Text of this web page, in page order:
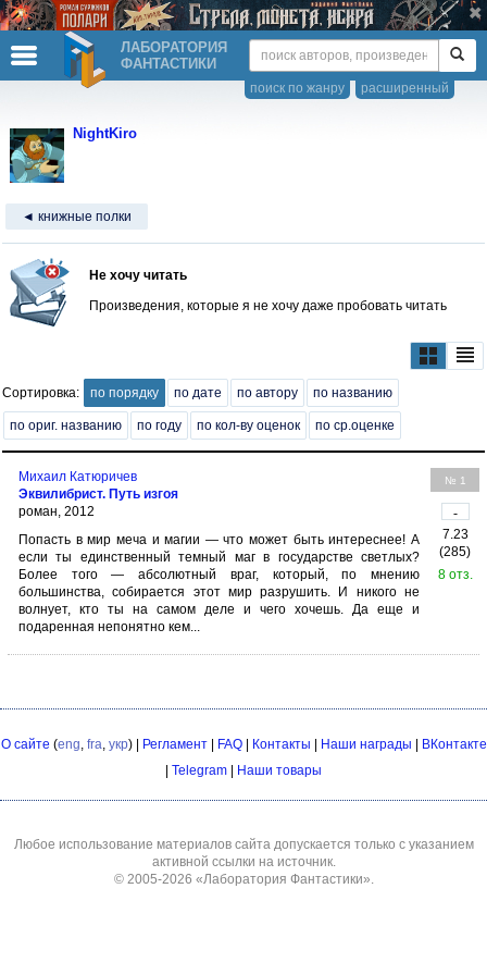
ЛАБОРАТОРИЯ
ФАНТАСТИКИ
расширенный
поиск по жанру
NightKiro
◄ книжные полки
Не хочу читать
Произведения, которые я не хочу даже пробовать читать
Сортировка: по порядку по дате по автору по названию
по ориг. названию по году по кол-ву оценок по ср.оценке
Михаил Катюричев
Эквилибрист. Путь изгоя
роман, 2012
Попасть в мир меча и магии — что может быть интереснее! А
если ты единственный темный маг в государстве светлых?
Более того — абсолютный враг, который, по мнению
большинства, собирается этот мир разрушить. И никого не
волнует, кто ты на самом деле и чего хочешь. Да еще и
подаренная непонятно кем...
№ 1
-
7.23
(285)
8 отз.
О сайте (eng, fra, укр) | Регламент| FAQ| Контакты Наши награды
ВКонтакте
Telegram Наши товары
Любое использование материалов сайта допускается только с указанием
активной ссылки на источник.
© 2005-2026 «Лаборатория Фантастики».